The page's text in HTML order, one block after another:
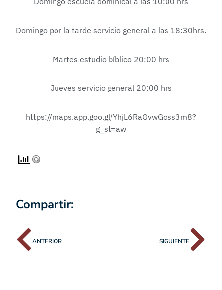
Domingo por la tarde servicio general a las 18:30hrs.
Martes estudio bíblico 20:00 hrs
Jueves servicio general 20:00 hrs
https://maps.app.goo.gl/YhjL6RaGvwGoss3m8?
g_st=aw
Compartir:
ANTERIOR SIGUIENTE